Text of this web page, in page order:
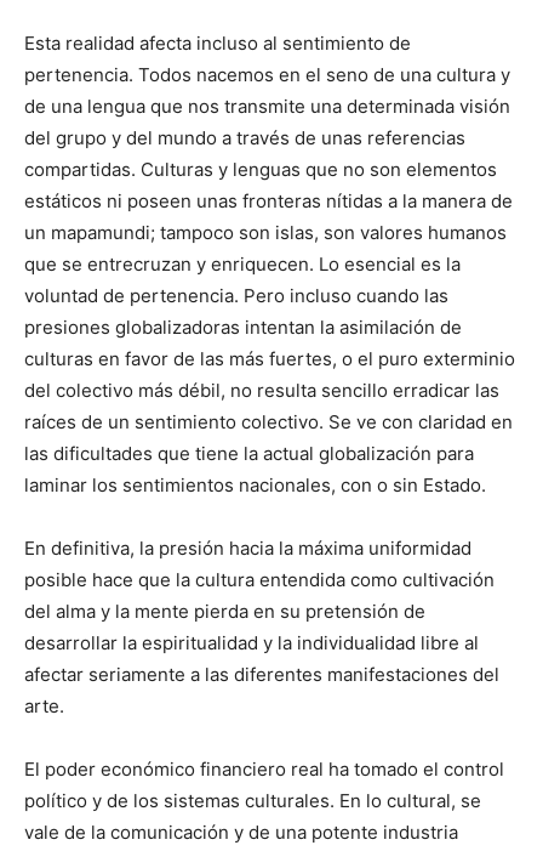
Esta realidad afecta incluso al sentimiento de
pertenencia. Todos nacemos en el seno de una cultura y
de una lengua que nos transmite una determinada visión
del grupo y del mundo a través de unas referencias
compartidas. Culturas y lenguas que no son elementos
estáticos ni poseen unas fronteras nítidas a la manera de
un mapamundi; tampoco son islas, son valores humanos
que se entrecruzan y enriquecen. Lo esencial es la
voluntad de pertenencia. Pero incluso cuando las
presiones globalizadoras intentan la asimilación de
culturas en favor de las más fuertes, o el puro exterminio
del colectivo más débil, no resulta sencillo erradicar las
raíces de un sentimiento colectivo. Se ve con claridad en
las dificultades que tiene la actual globalización para
laminar los sentimientos nacionales, con o sin Estado.
En definitiva, la presión hacia la máxima uniformidad
posible hace que la cultura entendida como cultivación
del alma y la mente pierda en su pretensión de
desarrollar la espiritualidad y la individualidad libre al
afectar seriamente a las diferentes manifestaciones del
arte.
El poder económico financiero real ha tomado el control
político y de los sistemas culturales. En lo cultural, se
vale de la comunicación y de una potente industria